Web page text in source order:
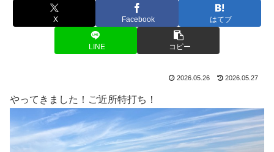
X Facebook はてブ
LINE コピー
2026.05.26 2026.05.27
やってきました！ご近所特打ち！